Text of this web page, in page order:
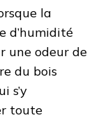
la
d’humidité
une odeur de
du bois
s’y
toute